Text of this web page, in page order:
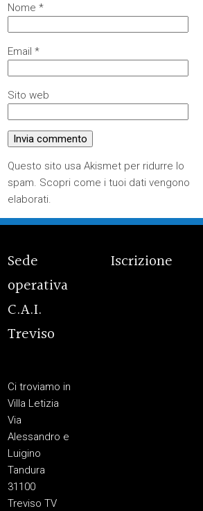
Nome*
Email*
Sito web
Questo sito usa Akismet per ridurre lo
spam. Scopri come i tuoi dati vengono
elaborati.
Sede
operativa
C.A.I.
Treviso
Ci troviamo in
Villa Letizia
Via
Alessandro e
Luigino
Tandura
31100
Treviso TV
Iscrizione